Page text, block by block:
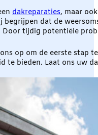
dakreparaties, maar
dat de
Door tijdig potentiële
op om de eerste stap
te bieden. Laat ons uw